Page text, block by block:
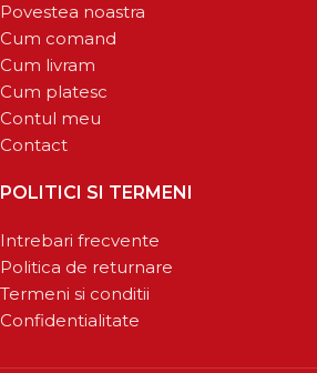
Povestea noastra
Cum comand
Cum livram
Cum platesc
Contul meu
Contact
POLITICI SI TERMENI
Intrebari frecvente
Politica de returnare
Termeni si conditii
Confidentialitate